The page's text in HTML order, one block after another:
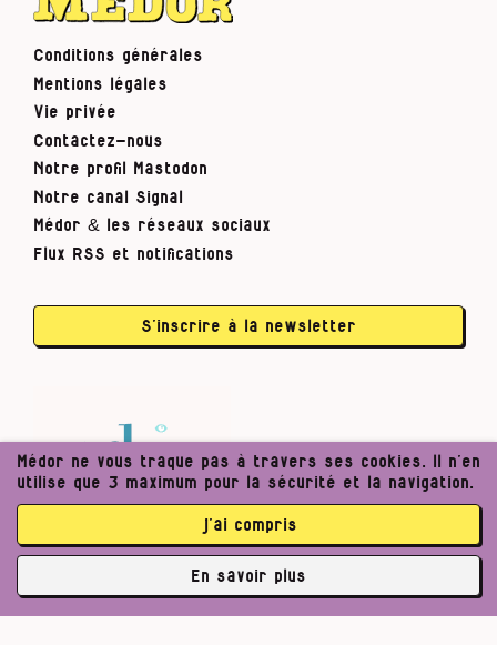
Conditions générales
Mentions légales
Vie privée
Contactez-nous
Notre profil Mastodon
Notre canal Signal
Médor & les réseaux sociaux
Flux RSS et notifications
S’inscrire à la newsletter
Médor ne vous traque pas à travers ses cookies. Il n’en
utilise que 3 maximum pour la sécurité et la navigation.
j’ai compris
En savoir plus